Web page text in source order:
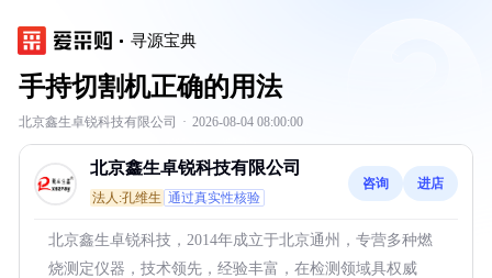
寻源宝典
手持切割机正确的用法
北京鑫生卓锐科技有限公司 · 2026-08-04 08:00:00
北京鑫生卓锐科技有限公司
法人:孔维生 通过真实性核验
咨询 进店
北京鑫生卓锐科技，2014年成立于北京通州，专营多种燃
烧测定仪器，技术领先，经验丰富，在检测领域具权威